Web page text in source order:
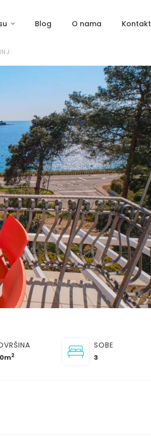
Blog O nama Kontakt
2
SOBE
3